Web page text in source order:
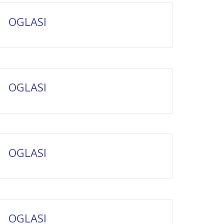
OGLASI
OGLASI
OGLASI
OGLASI